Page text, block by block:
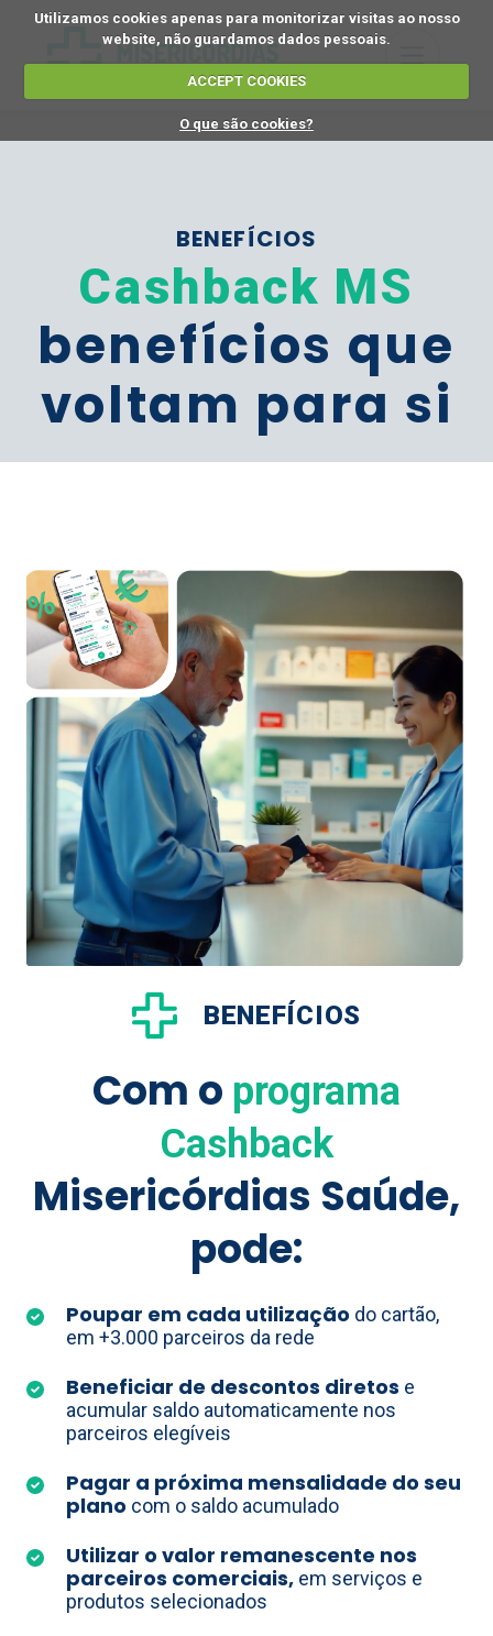
Utilizamos cookies apenas para monitorizar visitas ao nosso
website, não guardamos dados pessoais.
ACCEPT COOKIES
O que são cookies?
BENEFÍCIOS
Cashback MS
benefícios que
voltam para si
BENEFÍCIOS
Com o programa
Cashback
Misericórdias Saúde,
pode:
Poupar em cada utilização do cartão,
em +3.000 parceiros da rede
Beneficiar de descontos diretos e
acumular saldo automaticamente nos
parceiros elegíveis
Pagar a próxima mensalidade do seu
plano com o saldo acumulado
Utilizar o valor remanescente nos
parceiros comerciais, em serviços e
produtos selecionados